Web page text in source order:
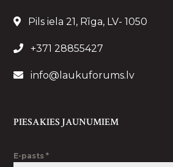
Pils iela 21, Rīga, LV- 1050
+371 28855427
info@laukuforums.lv
PIESAKIES JAUNUMIEM
E-pasts*